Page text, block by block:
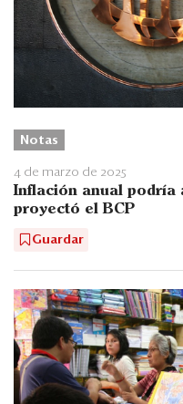
Notas
4 de marzo de 2025
Inflación anual podría
proyectó el BCP
Guardar